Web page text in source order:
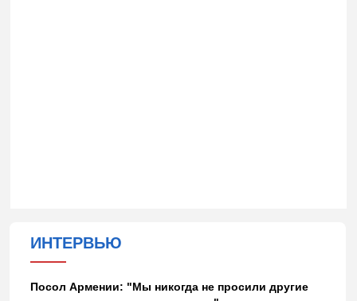
ИНТЕРВЬЮ
Посол Армении: "Мы никогда не просили другие